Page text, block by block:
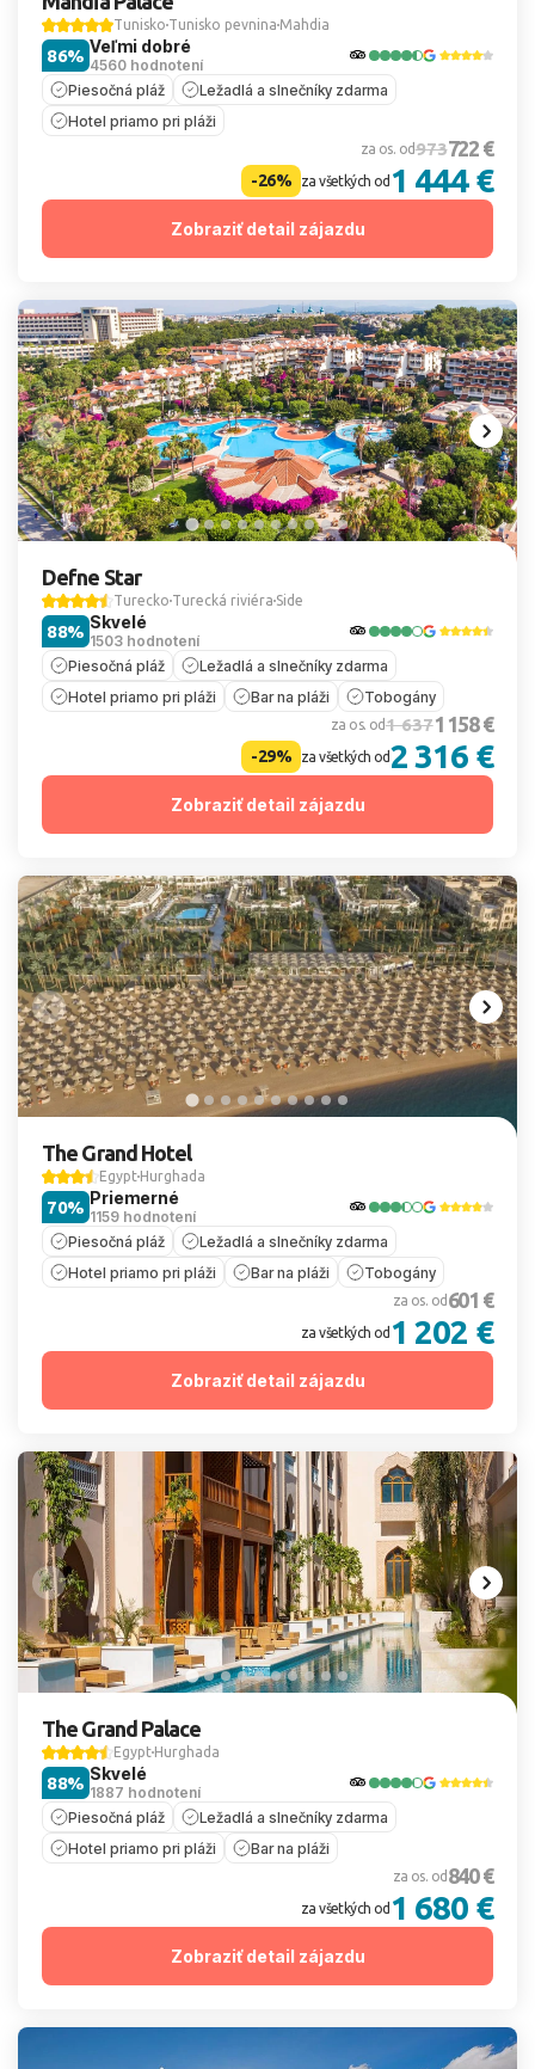
Tunisko Tunisko pevnina Mahdia
Veľmi dobré
4560 hodnotení
86%
Piesočná pláž
Ležadlá a slnečníky zdarma
Hotel priamo pri pláži
za os. od973722 €
-26% za všetkých od 1 444 €
Zobraziť detail zájazdu
Defne Star
Turecko Turecká riviéra Side
Skvelé
1503 hodnotení
88%
Piesočná pláž
Ležadlá a slnečníky zdarma
Hotel priamo pri pláži
Bar na pláži Tobogány
za os. od1 6371 158 €
-29% za všetkých od2 316 €
Zobraziť detail zájazdu
The Grand Hotel
Egypt Hurghada
Priemerné
1159 hodnotení
70%
Piesočná pláž
Ležadlá a slnečníky zdarma
Hotel priamo pri pláži
Bar na pláži Tobogány
za os. od 601 €
za všetkých od 1 202 €
Zobraziť detail zájazdu
The Grand Palace
Egypt Hurghada
Skvelé
1887 hodnotení
88%
Piesočná pláž
Ležadlá a slnečníky zdarma
Hotel priamo pri pláži
Bar na pláži
za os. od 840 €
za všetkých od 1 680 €
Zobraziť detail zájazdu